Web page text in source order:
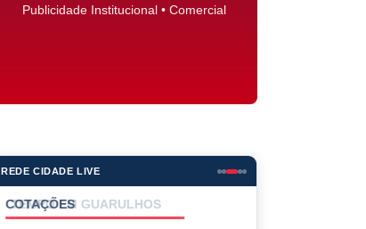
Publicidade Institucional • Comercial
REDE CIDADE LIVE
COTAÇÕES